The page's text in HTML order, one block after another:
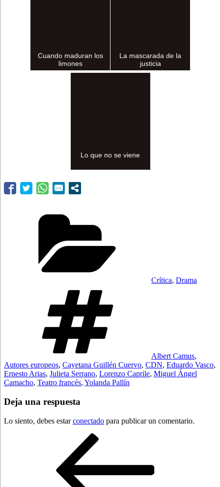
Cuando maduran los
limones
La mascarada de la
justicia
Lo que no se viene
Crítica, Drama
Albert Camus,
Autores europeos, Cayetana Guillén Cuervo, CDN, Eduardo Vasco,
Ernesto Arias, Julieta Serrano, Lorenzo Caprile, Miguel Ángel
Camacho, Teatro francés, Yolanda Pallín
Deja una respuesta
Lo siento, debes estarconectado para publicar un comentario.